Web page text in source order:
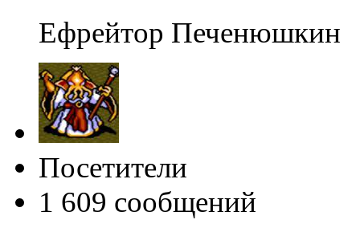
Ефрейтор Печенюшкин
Посетители
1 609 сообщений